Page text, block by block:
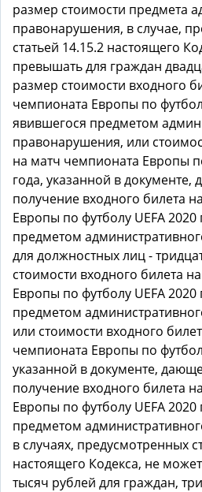
размер стоимости предмета
правонарушения, в случае,
статьей 14.15.2 настоящего
превышать для граждан
размер стоимости входного
чемпионата Европы по
явившегося предметом
правонарушения, или
на матч чемпионата Европы
года, указанной в
получение входного билета
Европы по футболу UEFA
предметом
для должностных лиц -
стоимости входного билета
Европы по футболу UEFA 2020
предметом
или стоимости входного
чемпионата Европы по
указанной в документе,
получение входного билета
Европы по футболу UEFA
предметом
в случаях, предусмотренных
настоящего Кодекса, не
тысяч рублей для граждан,